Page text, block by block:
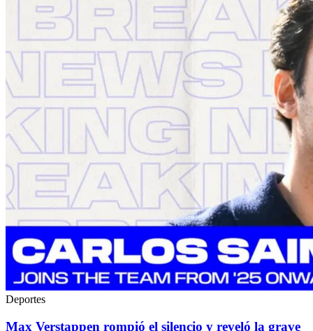
Deportes
Max Verstappen rompió el silencio y reveló la grave